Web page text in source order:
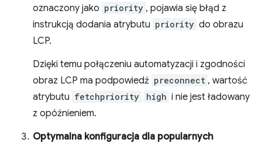
oznaczony jako priority , pojawia się błąd z
instrukcją dodania atrybutu priority do obrazu
LCP.
Dzięki temu połączeniu automatyzacji i zgodności
obraz LCP ma podpowiedź preconnect , wartość
atrybutu fetchpriority high i nie jest ładowany
z opóźnieniem.
Optymalna konfiguracja dla popularnych